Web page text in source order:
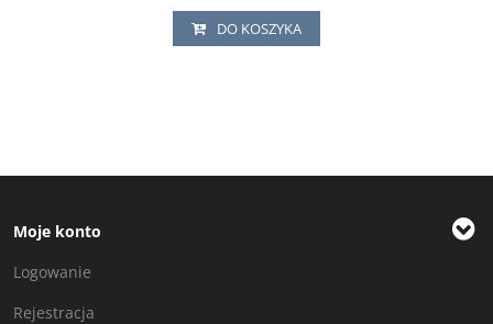
DO KOSZYKA
Moje konto
Logowanie
Rejestracja